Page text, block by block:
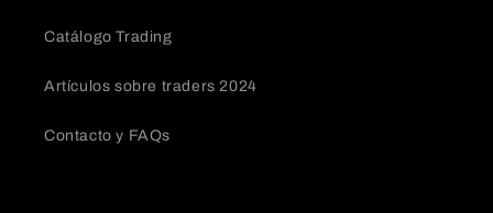
Catálogo Trading
Artículos sobre traders 2024
Contacto y FAQs